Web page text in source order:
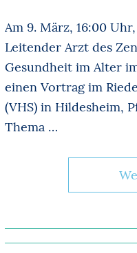
Am 9. März, 16:00
Leitender Arzt des
Gesundheit im Alter
einen Vortrag im
(VHS) in Hildesheim,
Thema …